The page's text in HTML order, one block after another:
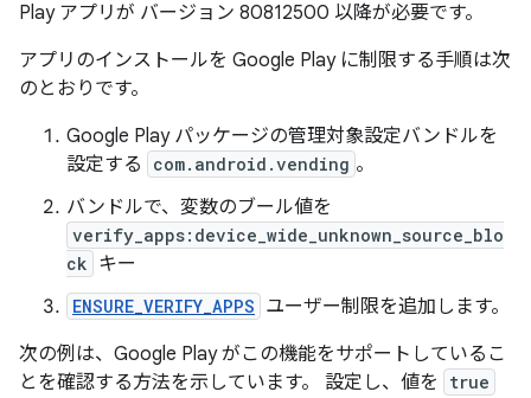
Play アプリが バージョン 80812500 以降が必要です。
アプリのインストールを Google Play に制限する手順は次
のとおりです。
Google Play パッケージの管理対象設定バンドルを
設定する
com.android.vending 。
バンドルで、変数のブール値を
verify_apps:device_wide_unknown_source_blo
ck キー
ENSURE_VERIFY_APPS ユーザー制限を追加します。
次の例は、Google Play がこの機能をサポートしているこ
とを確認する方法を示しています。 設定し、値を
true